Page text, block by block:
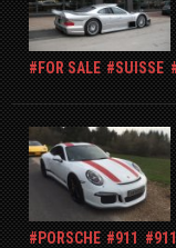
FOR SALE SUISSE
PORSCHE 911